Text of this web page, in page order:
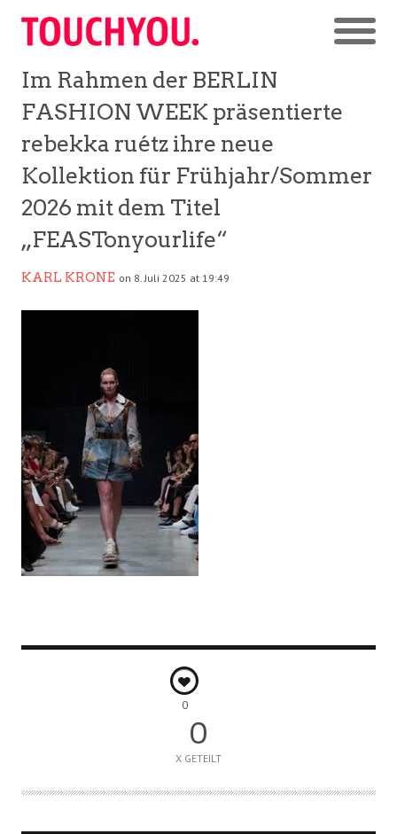
Im Rahmen der BERLIN
FASHION WEEK präsentierte
rebekka ruétz ihre neue
Kollektion für Frühjahr/Sommer
2026 mit dem Titel
„FEASTonyourlife“
KARL KRONE on 8. Juli 2025 at 19:49
0
0
X GETEILT